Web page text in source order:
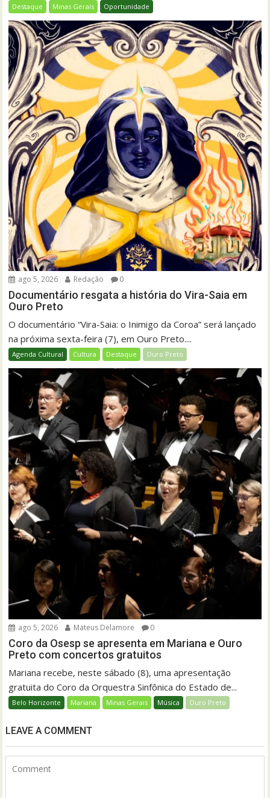
Destaque Minas Gerais Oportunidade
ago 5, 2026 Redação 0
Documentário resgata a história do Vira-Saia em
Ouro Preto
O documentário “Vira-Saia: o Inimigo da Coroa” será lançado
na próxima sexta-feira (7), em Ouro Preto....
Agenda Cultural Cultura Destaque Ouro Preto
ago 5, 2026 Mateus Delamore 0
Coro da Osesp se apresenta em Mariana e Ouro
Preto com concertos gratuitos
Mariana recebe, neste sábado (8), uma apresentação
gratuita do Coro da Orquestra Sinfônica do Estado de...
Belo Horizonte Mariana Minas Gerais Música Ouro Preto
LEAVE A COMMENT